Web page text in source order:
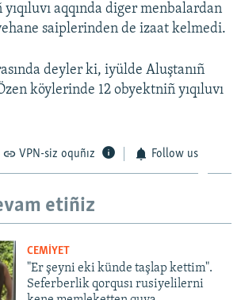
aqqında diger menbalardan
saiplerinden de izaat kelmedi.
deyler ki, iyülde Aluştanıñ
köylerinde 12 obyektniñ yıqıluvı
VPN-siz oquñız Follow us
etiñiz
CEMİYET
"Er şeyni eki künde taşlap kettim".
Seferberlik qorqusı rusiyelilerni